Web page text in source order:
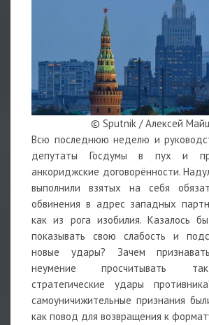
© Sputnik / Алексей
Всю последнюю неделю и
депутаты Госдумы в пух и
анкориджские договорённости.
выполнили взятых на себя
обвинения в адрес западных
как из рога изобилия. Казалось
показывать свою слабость и
новые удары? Зачем
неумение просчитывать
стратегические удары
самоуничижительные признания
как повод для возвращения к